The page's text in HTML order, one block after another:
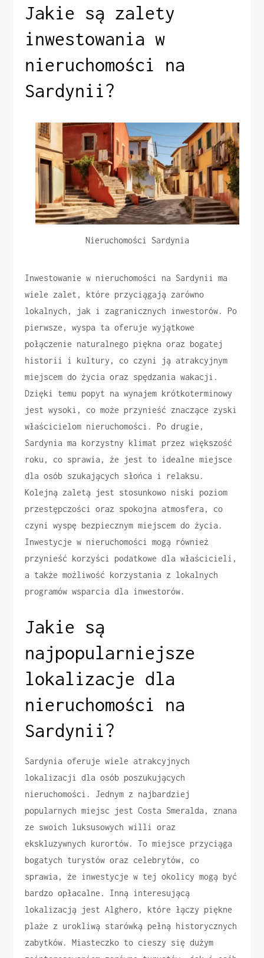
Jakie są zalety
inwestowania w
nieruchomości na
Sardynii?
Nieruchomości Sardynia
Inwestowanie w nieruchomości na Sardynii ma
wiele zalet, które przyciągają zarówno
lokalnych, jak i zagranicznych inwestorów. Po
pierwsze, wyspa ta oferuje wyjątkowe
połączenie naturalnego piękna oraz bogatej
historii i kultury, co czyni ją atrakcyjnym
miejscem do życia oraz spędzania wakacji.
Dzięki temu popyt na wynajem krótkoterminowy
jest wysoki, co może przynieść znaczące zyski
właścicielom nieruchomości. Po drugie,
Sardynia ma korzystny klimat przez większość
roku, co sprawia, że jest to idealne miejsce
dla osób szukających słońca i relaksu.
Kolejną zaletą jest stosunkowo niski poziom
przestępczości oraz spokojna atmosfera, co
czyni wyspę bezpiecznym miejscem do życia.
Inwestycje w nieruchomości mogą również
przynieść korzyści podatkowe dla właścicieli,
a także możliwość korzystania z lokalnych
programów wsparcia dla inwestorów.
Jakie są
najpopularniejsze
lokalizacje dla
nieruchomości na
Sardynii?
Sardynia oferuje wiele atrakcyjnych
lokalizacji dla osób poszukujących
nieruchomości. Jednym z najbardziej
popularnych miejsc jest Costa Smeralda, znana
ze swoich luksusowych willi oraz
ekskluzywnych kurortów. To miejsce przyciąga
bogatych turystów oraz celebrytów, co
sprawia, że inwestycje w tej okolicy mogą być
bardzo opłacalne. Inną interesującą
lokalizacją jest Alghero, które łączy piękne
plaże z urokliwą starówką pełną historycznych
zabytków. Miasteczko to cieszy się dużym